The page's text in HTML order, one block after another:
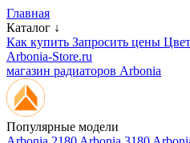
Главная
Каталог ↓
Как купить Запросить цены
Arbonia-Store.ru
магазин радиаторов Arbonia
Популярные модели